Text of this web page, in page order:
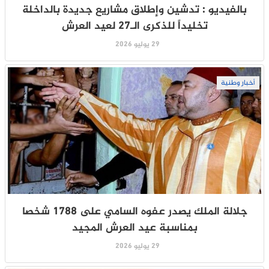
بالفيديو : تدشين وإطلاق مشاريع جديدة بالداخلة
تخليداً للذكرى الـ27 لعيد العرش
29 يوليو 2026
أخبار وطنية
جلالة الملك يصدر عفوه السامي على 1788 شخصا
بمناسبة عيد العرش المجيد
29 يوليو 2026